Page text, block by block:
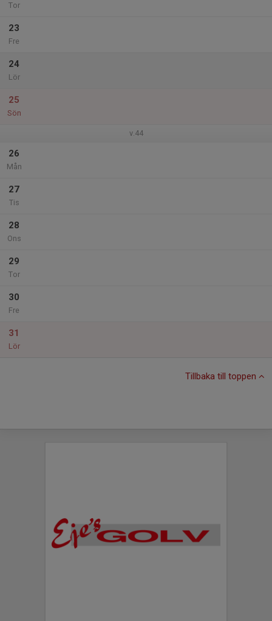
Tor
23
Fre
24
Lör
25
Sön
v.44
26
Mån
27
Tis
28
Ons
29
Tor
30
Fre
31
Lör
Tillbaka till toppen